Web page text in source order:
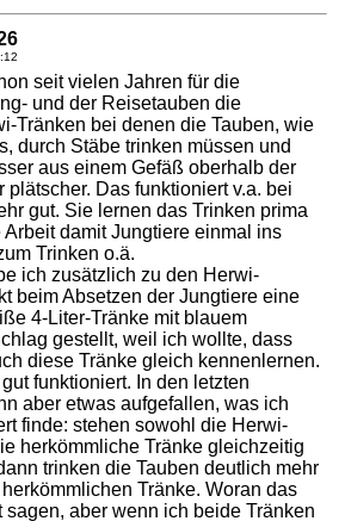
seit vielen Jahren für die
und der Reisetauben die
Tränken bei denen die Tauben, wie
durch Stäbe trinken müssen und
aus einem Gefäß oberhalb der
plätscher. Das funktioniert v.a. bei
gut. Sie lernen das Trinken prima
Arbeit damit Jungtiere einmal ins
Trinken o.ä.
ich zusätzlich zu den Herwi-
beim Absetzen der Jungtiere eine
4-Liter-Tränke mit blauem
gestellt, weil ich wollte, dass
diese Tränke gleich kennenlernen.
funktioniert. In den letzten
aber etwas aufgefallen, was ich
finde: stehen sowohl die Herwi-
herkömmliche Tränke gleichzeitig
trinken die Tauben deutlich mehr
Tränke. Woran das
sagen, aber wenn ich beide Tränken